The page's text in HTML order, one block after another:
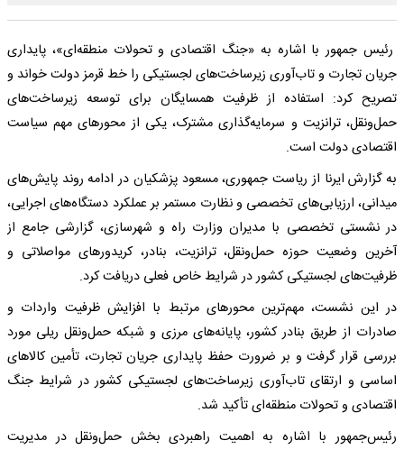
رئیس جمهور با اشاره به «جنگ اقتصادی و تحولات منطقه‌ای»، پایداری
جریان تجارت و تاب‌آوری زیرساخت‌های لجستیکی را خط قرمز دولت خواند و
تصریح کرد: استفاده از ظرفیت همسایگان برای توسعه زیرساخت‌های
حمل‌ونقل، ترانزیت و سرمایه‌گذاری مشترک، یکی از محورهای مهم سیاست
اقتصادی دولت است.
به گزارش ایرنا از ریاست جمهوری، مسعود پزشکیان در ادامه روند پایش‌های
میدانی، ارزیابی‌های تخصصی و نظارت مستمر بر عملکرد دستگاه‌های اجرایی،
در نشستی تخصصی با مدیران وزارت راه و شهرسازی، گزارشی جامع از
آخرین وضعیت حوزه حمل‌ونقل، ترانزیت، بنادر، کریدورهای مواصلاتی و
ظرفیت‌های لجستیکی کشور در شرایط خاص فعلی دریافت کرد.
در این نشست، مهم‌ترین محورهای مرتبط با افزایش ظرفیت واردات و
صادرات از طریق بنادر کشور، پایانه‌های مرزی و شبکه حمل‌ونقل ریلی مورد
بررسی قرار گرفت و بر ضرورت حفظ پایداری جریان تجارت، تأمین کالاهای
اساسی و ارتقای تاب‌آوری زیرساخت‌های لجستیکی کشور در شرایط جنگ
اقتصادی و تحولات منطقه‌ای تأکید شد.
رئیس‌جمهور با اشاره به اهمیت راهبردی بخش حمل‌ونقل در مدیریت